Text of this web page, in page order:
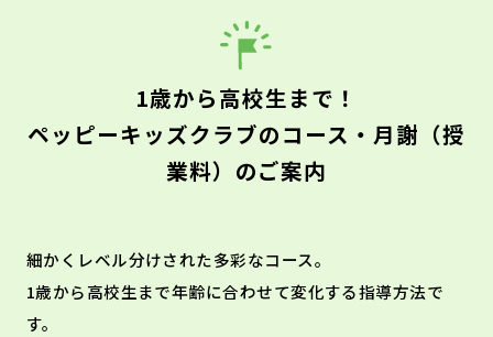
1歳から高校生まで！
ペッピーキッズクラブのコース・月謝（授
業料）のご案内
細かくレベル分けされた多彩なコース。
1歳から高校生まで年齢に合わせて変化する指導方法で
す。